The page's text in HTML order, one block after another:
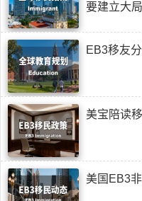
要建立大
EB3移友
美宝陪读
美国EB3